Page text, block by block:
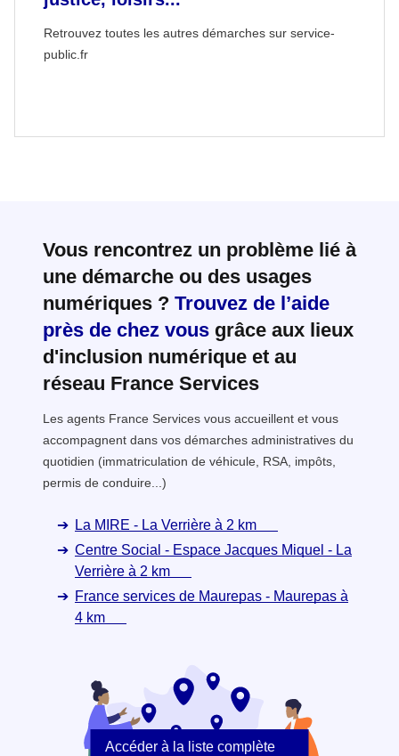
Retrouvez toutes les autres démarches sur service-
public.fr
Vous rencontrez un problème lié à
une démarche ou des usages
numériques ? Trouvez de l’aide
près de chez vous grâce aux lieux
d'inclusion numérique et au
réseau France Services
Les agents France Services vous accueillent et vous
accompagnent dans vos démarches administratives du
quotidien (immatriculation de véhicule, RSA, impôts,
permis de conduire...)
La MIRE - La Verrière à 2 km
Centre Social - Espace Jacques Miquel - La
Verrière à 2 km
France services de Maurepas - Maurepas à
4 km
Accéder à la liste complète